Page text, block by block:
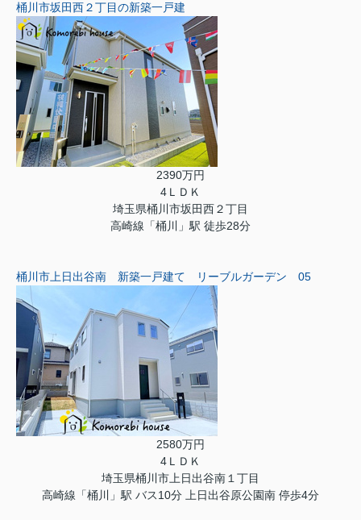
桶川市坂田西２丁目の新築一戸建
2390万円
4ＬＤＫ
埼玉県桶川市坂田西２丁目
高崎線「桶川」駅 徒歩28分
桶川市上日出谷南 新築一戸建て リーブルガーデン 05
2580万円
4ＬＤＫ
埼玉県桶川市上日出谷南１丁目
高崎線「桶川」駅 バス10分 上日出谷原公園南 停歩4分